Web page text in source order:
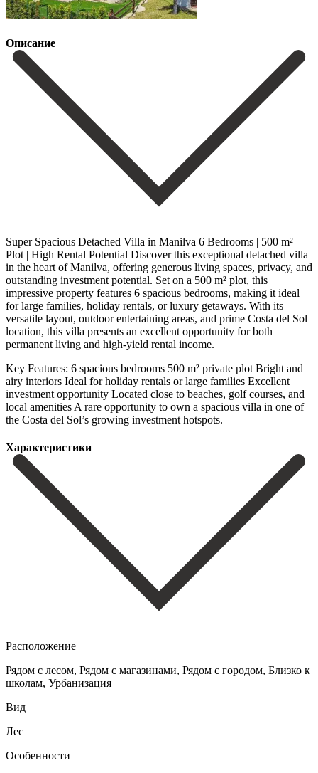
Описание
Super Spacious Detached Villa in Manilva 6 Bedrooms | 500 m²
Plot | High Rental Potential Discover this exceptional detached villa
in the heart of Manilva, offering generous living spaces, privacy, and
outstanding investment potential. Set on a 500 m² plot, this
impressive property features 6 spacious bedrooms, making it ideal
for large families, holiday rentals, or luxury getaways. With its
versatile layout, outdoor entertaining areas, and prime Costa del Sol
location, this villa presents an excellent opportunity for both
permanent living and high-yield rental income.
Key Features: 6 spacious bedrooms 500 m² private plot Bright and
airy interiors Ideal for holiday rentals or ‌large ‌families Excellent
‌investment ‌opportunity Located close ‌to beaches, ‌golf courses, and
local amenities A rare opportunity to ‌own a ‌spacious villa ‌in one of
‌the ‌Costa ‌del ‌Sol’s ‌growing ‌investment ‌hotspots.
Характеристики
Расположение
Рядом с лесом, Рядом с магазинами, Рядом с городом, Близко к
школам, Урбанизация
Вид
Лес
Особенности